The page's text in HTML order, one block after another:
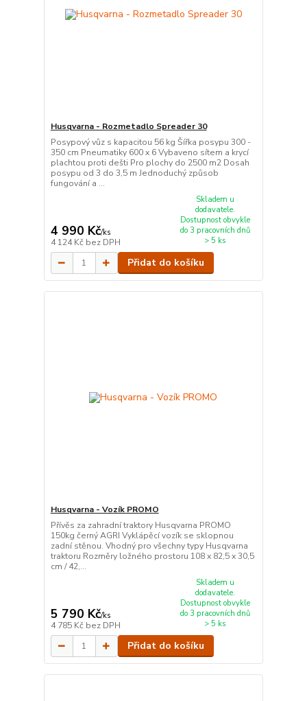
Husqvarna - Rozmetadlo Spreader 30
Posypový vůz s kapacitou 56 kg Šířka posypu 300 -
350 cm Pneumatiky 600 x 6 Vybaveno sítem a krycí
plachtou proti dešti Pro plochy do 2500 m2 Dosah
posypu od 3 do 3,5 m Jednoduchý způsob
fungování a ...
4 990 Kč/ks
4 124 Kč bez DPH
Skladem u
dodavatele.
Dostupnost obvykle
do 3 pracovních dnů
> 5 ks
Přidat do košíku
Husqvarna - Vozík PROMO
Přívěs za zahradní traktory Husqvarna PROMO
150kg černý AGRI Vyklápěcí vozík se sklopnou
zadní stěnou. Vhodný pro všechny typy Husqvarna
traktoru Rozměry ložného prostoru 108 x 82,5 x 30,5
cm / 42,...
5 790 Kč/ks
4 785 Kč bez DPH
Skladem u
dodavatele.
Dostupnost obvykle
do 3 pracovních dnů
> 5 ks
Přidat do košíku